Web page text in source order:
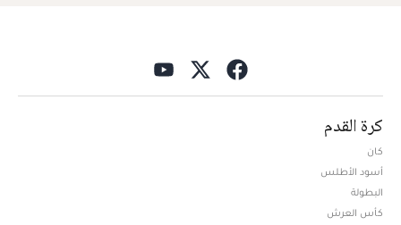
كرة القدم
كان
أسود الأطلس
البطولة
كأس العرش